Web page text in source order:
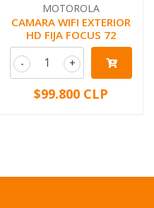
MOTOROLA
CAMARA WIFI EXTERIOR
HD FIJA FOCUS 72
+
-
$99.800 CLP